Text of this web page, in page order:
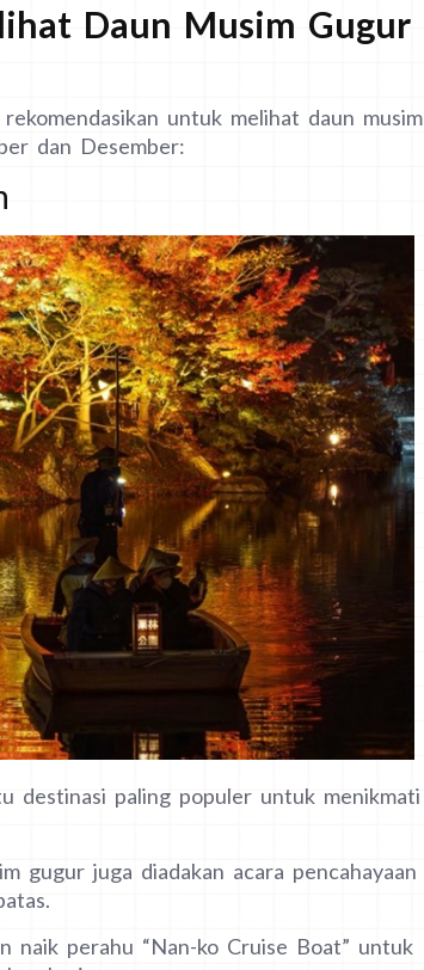
Daun Musim Gugur
untuk melihat daun musim
dan Desember:
destinasi paling populer untuk menikmati
gugur juga diadakan acara pencahayaan
naik perahu “Nan-ko Cruise Boat” untuk